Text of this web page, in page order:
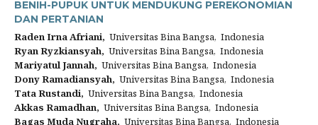
BENIH-PUPUK UNTUK MENDUKUNG PEREKONOMIAN
DAN PERTANIAN
Raden Irna Afriani, Universitas Bina Bangsa, Indonesia
Ryan Ryzkiansyah, Universitas Bina Bangsa, Indonesia
Mariyatul Jannah, Universitas Bina Bangsa, Indonesia
Dony Ramadiansyah, Universitas Bina Bangsa, Indonesia
Tata Rustandi, Universitas Bina Bangsa, Indonesia
Akkas Ramadhan, Universitas Bina Bangsa, Indonesia
Bagas Muda Nugraha, Universitas Bina Bangsa, Indonesia